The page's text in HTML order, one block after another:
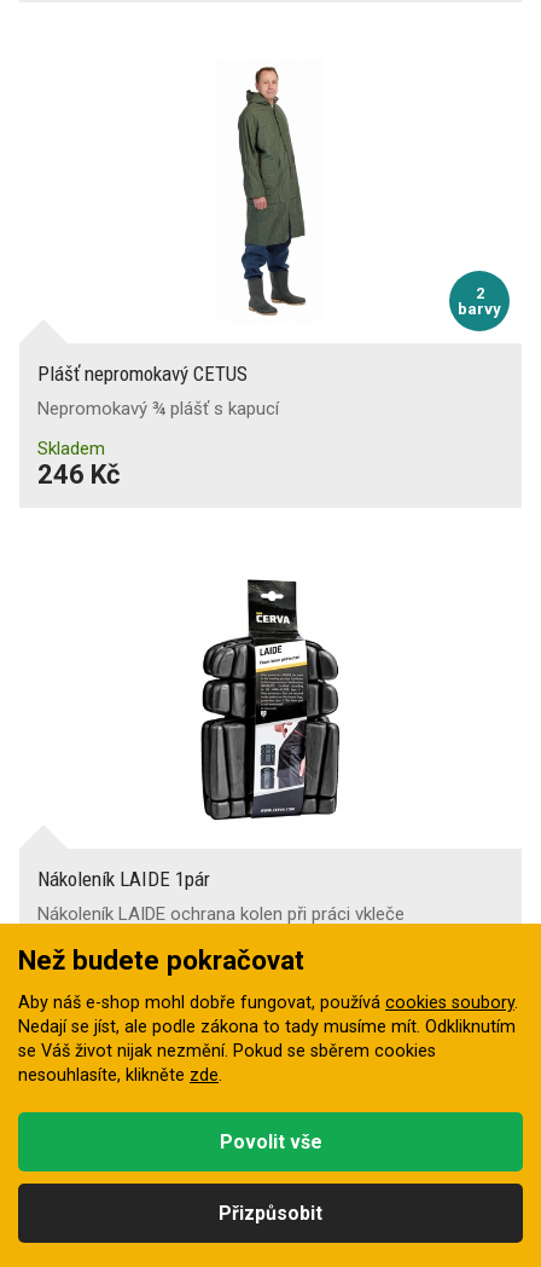
2
barvy
Plášť nepromokavý CETUS
Nepromokavý ¾ plášť s kapucí
Skladem
246 Kč
Nákoleník LAIDE 1pár
Nákoleník LAIDE ochrana kolen při práci vkleče
Skladem
193 Kč
Než budete pokračovat
Aby náš e-shop mohl dobře fungovat, používá cookies soubory.
Nedají se jíst, ale podle zákona to tady musíme mít. Odkliknutím
se Váš život nijak nezmění. Pokud se sběrem cookies
nesouhlasíte, klikněte zde.
Přizpůsobit
Povolit vše